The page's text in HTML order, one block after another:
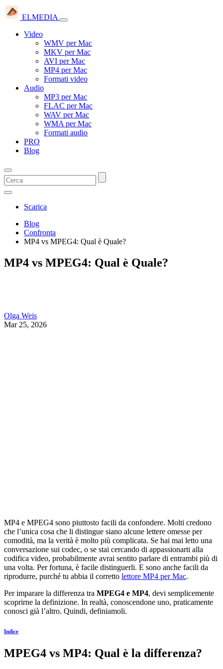
ELMEDIA
Video
WMV per Mac
MKV per Mac
AVI per Mac
MP4 per Mac
Formati video
Audio
MP3 per Mac
FLAC per Mac
WAV per Mac
WMA per Mac
Formati audio
PRO
Blog
Scarica
Blog
Confronta
MP4 vs MPEG4: Qual è Quale?
MP4 vs MPEG4: Qual è Quale?
Olga Weis
Mar 25, 2026
MP4 e MPEG4 sono piuttosto facili da confondere. Molti credono
che l’unica cosa che li distingue siano alcune lettere omesse per
comodità, ma la verità è molto più complicata. Se hai mai letto una
conversazione sui codec, o se stai cercando di appassionarti alla
codifica video, probabilmente avrai sentito parlare di entrambi più di
una volta. Per fortuna, è facile distinguerli. E sono anche facili da
riprodurre, purché tu abbia il corretto lettore MP4 per Mac.
Per imparare la differenza tra MPEG4 e MP4, devi semplicemente
scoprirne la definizione. In realtà, conoscendone uno, praticamente
conosci già l’altro. Quindi, definiamoli.
Indice
MPEG4 vs MP4: Qual è la differenza?